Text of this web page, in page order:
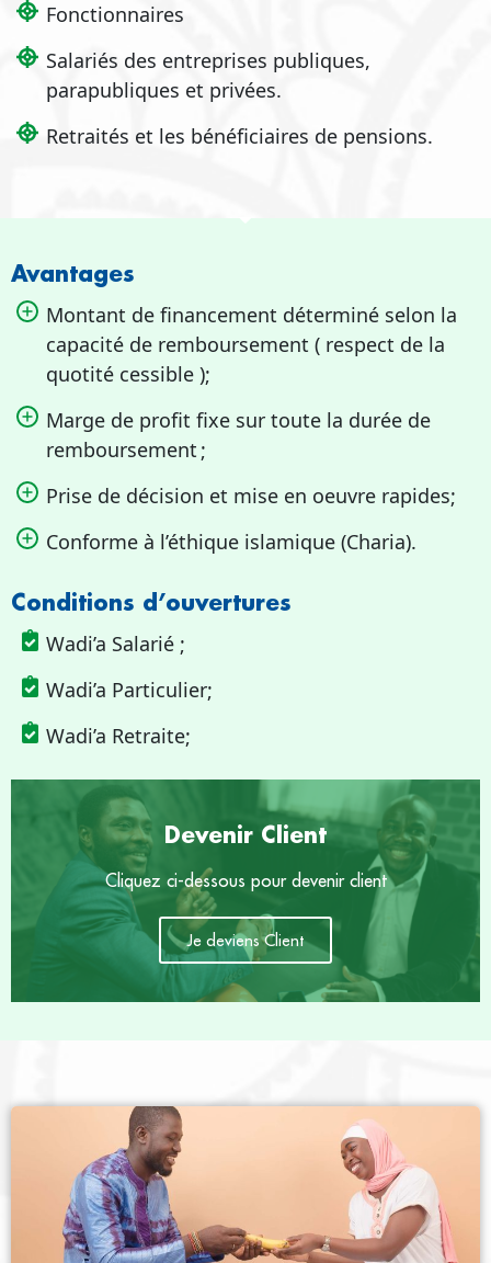
Fonctionnaires
Salariés des entreprises publiques,
parapubliques et privées.
Retraités et les bénéficiaires de pensions.
Avantages
Montant de financement déterminé selon la
capacité de remboursement ( respect de la
quotité cessible );
Marge de profit fixe sur toute la durée de
remboursement ;
Prise de décision et mise en oeuvre rapides;
Conforme à l’éthique islamique (Charia).
Conditions d’ouvertures
Wadi’a Salarié ;
Wadi’a Particulier;
Wadi’a Retraite;
Devenir Client
Cliquez ci-dessous pour devenir client
Je deviens Client